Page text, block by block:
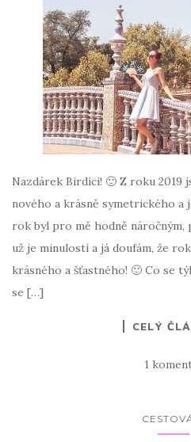
Nazdárek Birdíci! 🙂 Z roku
nového a krásně symetrického a
rok byl pro mě hodně náročným,
už je minulostí a já doufám, že
krásného a šťastného! 🙂 Co se
se […]
CELÝ
1